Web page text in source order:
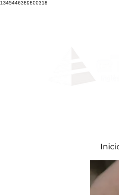
1345446389800318